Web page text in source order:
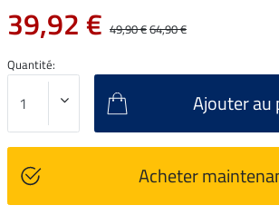
39,92 € 49,90 €64,90 €
Quantité:
Ajouter au
Acheter